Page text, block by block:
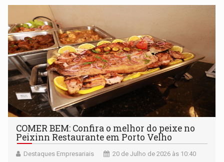
COMER BEM: Confira o melhor do peixe no
Peixinn Restaurante em Porto Velho
Destaques Empresariais 20 de Julho de 2026 às 10:40